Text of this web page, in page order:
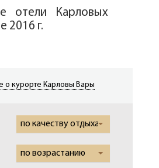
отели Карловых
2016 г.
о курорте Карловы Вары
по качеству отдыха
по возрастанию